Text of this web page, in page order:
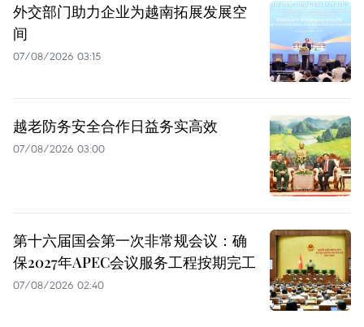
外交部门助力企业为越南拓展发展空
间
07/08/2026 03:15
越老防务安全合作日益务实高效
07/08/2026 03:00
第十六届国会第一次非常规会议：确
保2027年APEC会议服务工程按期完工
07/08/2026 02:40